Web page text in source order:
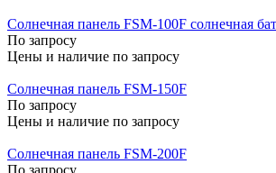
Солнечная панель FSM-100F солнечная
По запросу
Цены и наличие по запросу
Солнечная панель FSM-150F
По запросу
Цены и наличие по запросу
Солнечная панель FSM-200F
По запросу